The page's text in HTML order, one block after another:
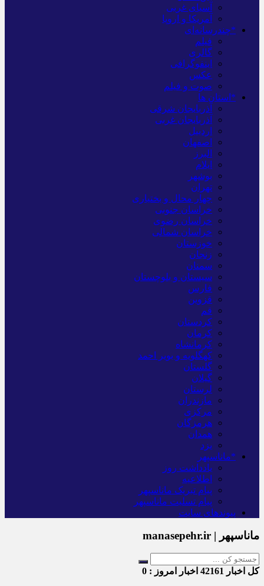
آسیای غربی
آمریکا و اروپا
*چندرسانه‌ای
فیلم
گالری
اینفوگرافی
عکس
صوت و فیلم
*استان ها
آذربایجان شرقی
آذربایجان غربی
اردبیل
اصفهان
البرز
ایلام
بوشهر
تهران
چهار محال و بختیاری
خراسان جنوبی
خراسان رضوی
خراسان شمالی
خوزستان
زنجان
سمنان
سیستان و بلوچستان
فارس
قزوین
قم
کردستان
کرمان
کرمانشاه
کهگلویه و بویر احمد
گلستان
گیلان
لرستان
مازندران
مرکزی
هرمزگان
همدان
یزد
*ماناسپهر
یادداشت روز
اطلاعیه
پیام تبریک ماناسپهر
پیام تسلیت ماناسپهر
پیوندهای سایت
ماناسپهر | manasepehr.ir
کل اخبار اخبار امروز : 0